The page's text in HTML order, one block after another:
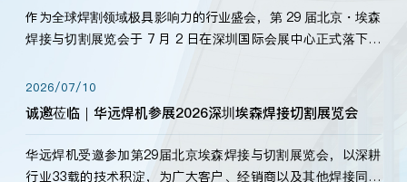
作为全球焊割领域极具影响力的行业盛会，第 29 届北京・埃森
焊接与切割展览会于 7 月 2 日在深圳国际会展中心正式落下帷
标准，持之以恒研发新产品、新技术。新老客户、行业伙伴、
海内外客户为目睹公司发布的新产…
2026/07/10
诚邀莅临｜华远焊机参展2026深圳埃森焊接切割展览会
华远焊机受邀参加第29届北京埃森焊接与切割展览会，以深耕
行业33载的技术积淀，为广大客户、经销商以及其他焊接同仁